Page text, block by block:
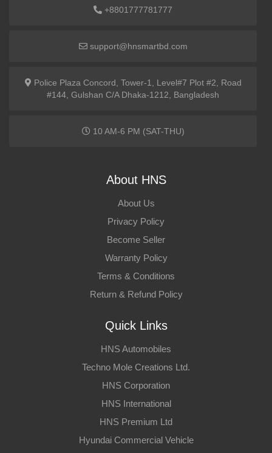
+8801777781777
support@hnsmartbd.com
Police Plaza Concord, Tower-1, Level#7 Plot #2, Road
#144, Gulshan C/A Dhaka-1212, Bangladesh
10 AM-6 PM (SAT-THU)
About HNS
About Us
Privacy Policy
Become Seller
Warranty Policy
Terms & Conditions
Return & Refund Policy
Quick Links
HNS Automobiles
Techno Mole Creations Ltd.
HNS Corporation
HNS International
HNS Premium Ltd
Hyundai Commercial Vehicle